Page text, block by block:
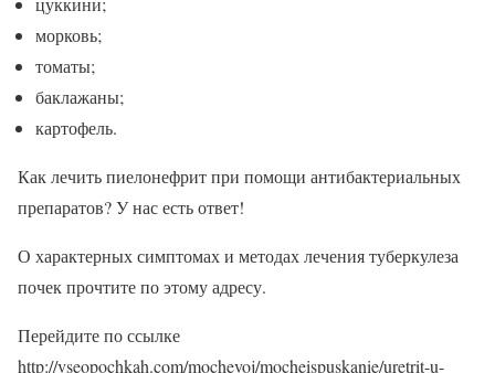
морковь;
томаты;
баклажаны;
картофель.
Как лечить пиелонефрит при помощи антибактериальных
препаратов? У нас есть ответ!
О характерных симптомах и методах лечения туберкулеза
почек прочтите по этому адресу.
Перейдите по ссылке
http://vseopochkah.com/mochevoj/mocheispuskanie/uretrit-u-